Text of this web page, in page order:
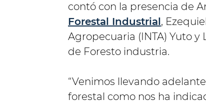
contó con la presencia de
Forestal Industrial,
Agropecuaria (INTA) Yuto
de Foresto industria.
“Venimos llevando
forestal como nos ha